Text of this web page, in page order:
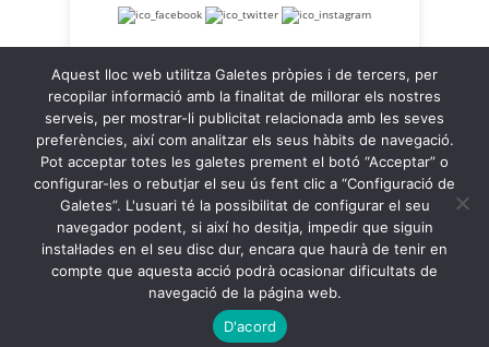
OnaCat.Ràdio -- Powered by OnaCat.Ràdio
Notícies A la Carta
OnaCat.Ràdio Directe
Agenda
Contacte
Política de Privacitat
Política de Galetes
Back to Top ↑
Aquest lloc web utilitza Galetes pròpies i de tercers, per
recopilar informació amb la finalitat de millorar els nostres
serveis, per mostrar-li publicitat relacionada amb les seves
preferències, així com analitzar els seus hàbits de navegació.
Pot acceptar totes les galetes prement el botó “Acceptar” o
configurar-les o rebutjar el seu ús fent clic a “Configuració de
Galetes”. L'usuari té la possibilitat de configurar el seu
navegador podent, si així ho desitja, impedir que siguin
instal·lades en el seu disc dur, encara que haurà de tenir en
compte que aquesta acció podrà ocasionar dificultats de
navegació de la página web.
D'acord